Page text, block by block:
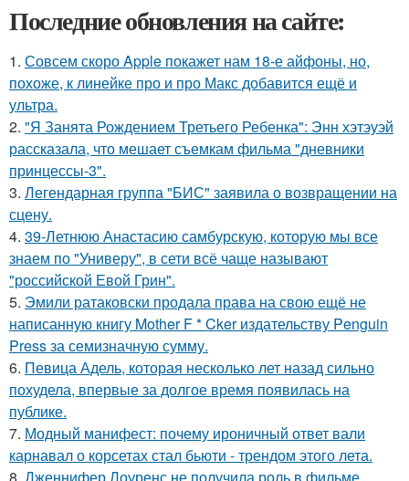
Последние обновления на сайте:
1. Совсем скоро Apple покажет нам 18-е айфоны, но,
похоже, к линейке про и про Макс добавится ещё и
ультра.
2. "Я Занята Рождением Третьего Ребенка": Энн хэтэуэй
рассказала, что мешает съемкам фильма "дневники
принцессы-3".
3. Легендарная группа "БИС" заявила о возвращении на
сцену.
4. 39-Летнюю Анастасию самбурскую, которую мы все
знаем по "Универу", в сети всё чаще называют
"российской Евой Грин".
5. Эмили ратаковски продала права на свою ещё не
написанную книгу Mother F * Cker издательству Penguin
Press за семизначную сумму.
6. Певица Адель, которая несколько лет назад сильно
похудела, впервые за долгое время появилась на
публике.
7. Модный манифест: почему ироничный ответ вали
карнавал о корсетах стал бьюти - трендом этого лета.
8. Дженнифер Лоуренс не получила роль в фильме